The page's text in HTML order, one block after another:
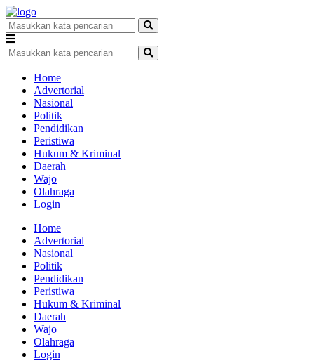
Home
Advertorial
Nasional
Politik
Pendidikan
Peristiwa
Hukum & Kriminal
Daerah
Wajo
Olahraga
Login
Home
Advertorial
Nasional
Politik
Pendidikan
Peristiwa
Hukum & Kriminal
Daerah
Wajo
Olahraga
Login